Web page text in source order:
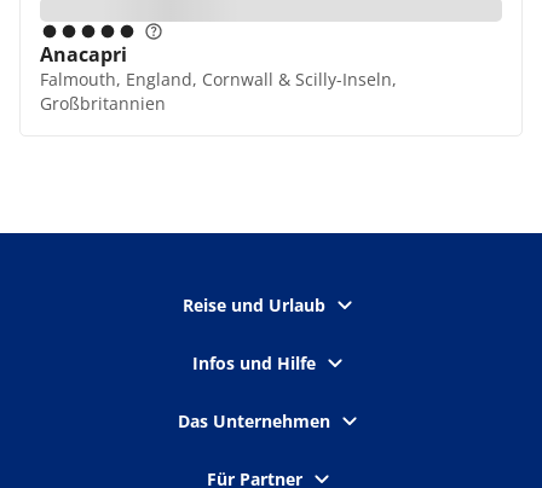
Anacapri
Falmouth, England, Cornwall & Scilly-Inseln,
Großbritannien
Reise und Urlaub
Infos und Hilfe
Das Unternehmen
Für Partner